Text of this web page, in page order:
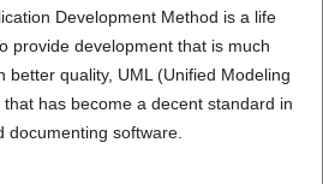
Development Method is a life
provide development that is much
better quality, UML (Unified Modeling
has become a decent standard in
documenting software.